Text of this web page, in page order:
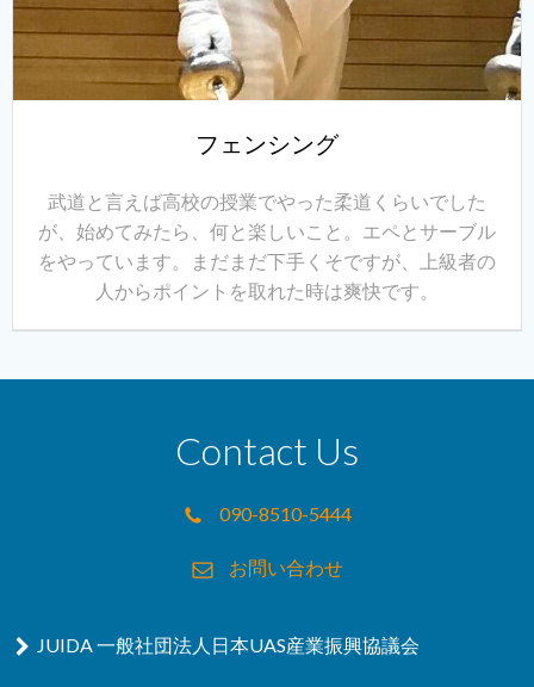
フェンシング
武道と言えば高校の授業でやった柔道くらいでした
が、始めてみたら、何と楽しいこと。エペとサーブル
をやっています。まだまだ下手くそですが、上級者の
人からポイントを取れた時は爽快です。
Contact Us
090-8510-5444
お問い合わせ
JUIDA 一般社団法人日本UAS産業振興協議会